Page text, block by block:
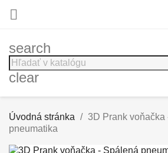

search
clear
Úvodná stránka
3D Prank voňačka
pneumatika